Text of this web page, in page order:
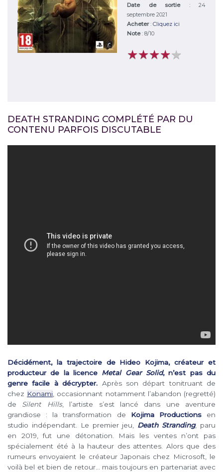
Date de sortie : 24
septembre 2021
Acheter: Cliquez ici
Note: 8/10
★★★★★
★★★★★
DEATH STRANDING COMPLÉTÉ PAR DU
CONTENU PARFOIS DISCUTABLE
Décidément, la trajectoire de Hideo Kojima, créateur et
producteur de la licence Metal Gear Solid, n’est pas du
genre facile à décrypter. Après son départ tonitruant de
chez Konami, occasionnant notamment l’abandon (regretté)
de Silent Hills, l’artiste s’est lancé dans une aventure
grandiose : la transformation de Kojima Productionsen
studio indépendant. Le premier jeu, Death Stranding, paru
en 2019, fut une détonation. Mais les ventes n’ont pas
spécialement été à la hauteur des attentes. Alors que des
rumeurs envoyaient le créateur Japonais chez Microsoft, le
voilà bel et bien de retour… mais toujours en partenariat avec